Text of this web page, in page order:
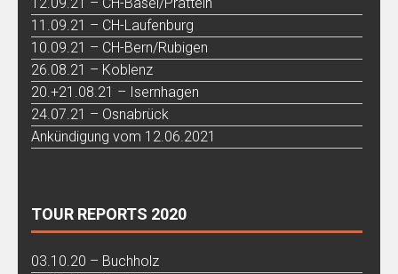
11.09.21 – CH-Laufenburg
10.09.21 – CH-Bern/Rubigen
26.08.21 – Koblenz
20.+21.08.21 – Isernhagen
24.07.21 – Osnabrück
Ankündigung vom 12.06.2021
TOUR REPORTS 2020
03.10.20 – Buchholz